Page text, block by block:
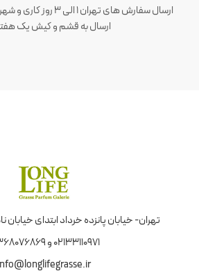
ارسال به قشم و کیش یک
تهران- خیابان پانزده خرداد ابتدای
02133110971 و 09368076869